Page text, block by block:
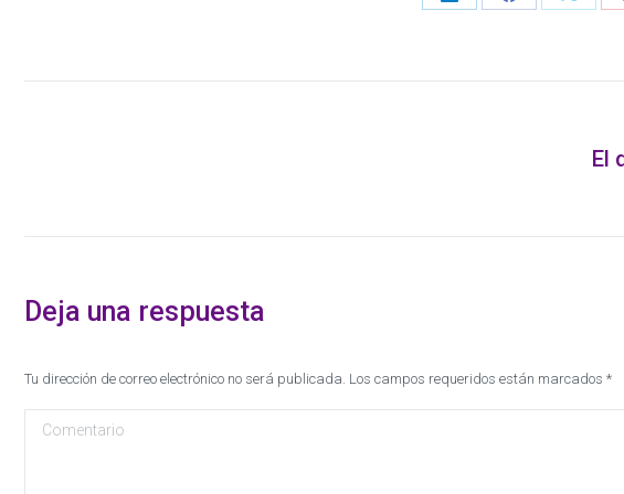
Share
Share
Share
Navegación
El
Deja una respuesta
Tu dirección de correo electrónico no será publicada. Los campos requeridos están marcados *
Comentario